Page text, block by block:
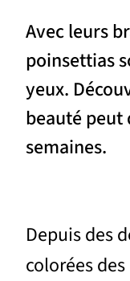
Avec leurs
poinsettias
yeux.
beauté peut
semaines.
Depuis des
colorées